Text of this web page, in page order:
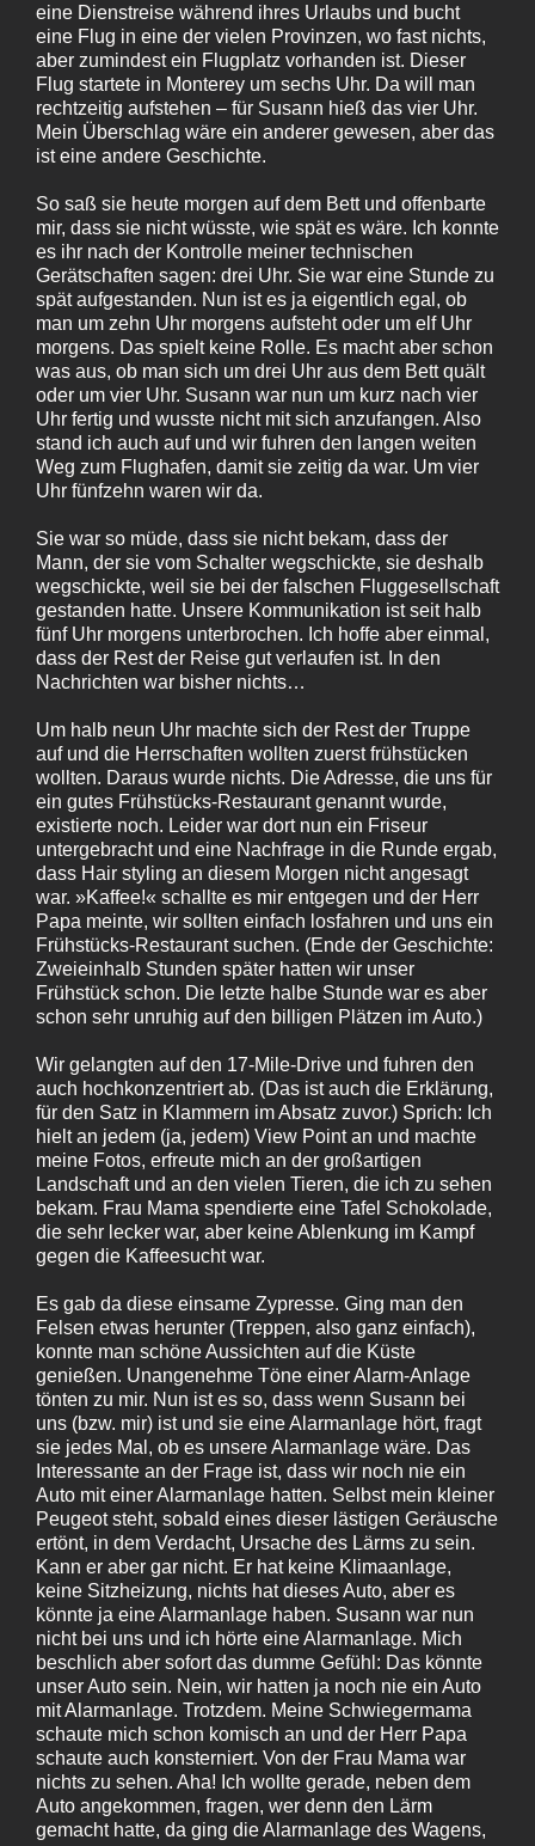
eine Dienstreise während ihres Urlaubs und bucht
eine Flug in eine der vielen Provinzen, wo fast nichts,
aber zumindest ein Flugplatz vorhanden ist. Dieser
Flug startete in Monterey um sechs Uhr. Da will man
rechtzeitig aufstehen – für Susann hieß das vier Uhr.
Mein Überschlag wäre ein anderer gewesen, aber das
ist eine andere Geschichte.
So saß sie heute morgen auf dem Bett und offenbarte
mir, dass sie nicht wüsste, wie spät es wäre. Ich konnte
es ihr nach der Kontrolle meiner technischen
Gerätschaften sagen: drei Uhr. Sie war eine Stunde zu
spät aufgestanden. Nun ist es ja eigentlich egal, ob
man um zehn Uhr morgens aufsteht oder um elf Uhr
morgens. Das spielt keine Rolle. Es macht aber schon
was aus, ob man sich um drei Uhr aus dem Bett quält
oder um vier Uhr. Susann war nun um kurz nach vier
Uhr fertig und wusste nicht mit sich anzufangen. Also
stand ich auch auf und wir fuhren den langen weiten
Weg zum Flughafen, damit sie zeitig da war. Um vier
Uhr fünfzehn waren wir da.
Sie war so müde, dass sie nicht bekam, dass der
Mann, der sie vom Schalter wegschickte, sie deshalb
wegschickte, weil sie bei der falschen Fluggesellschaft
gestanden hatte. Unsere Kommunikation ist seit halb
fünf Uhr morgens unterbrochen. Ich hoffe aber einmal,
dass der Rest der Reise gut verlaufen ist. In den
Nachrichten war bisher nichts…
Um halb neun Uhr machte sich der Rest der Truppe
auf und die Herrschaften wollten zuerst frühstücken
wollten. Daraus wurde nichts. Die Adresse, die uns für
ein gutes Frühstücks-Restaurant genannt wurde,
existierte noch. Leider war dort nun ein Friseur
untergebracht und eine Nachfrage in die Runde ergab,
dass Hair styling an diesem Morgen nicht angesagt
war. »Kaffee!« schallte es mir entgegen und der Herr
Papa meinte, wir sollten einfach losfahren und uns ein
Frühstücks-Restaurant suchen. (Ende der Geschichte:
Zweieinhalb Stunden später hatten wir unser
Frühstück schon. Die letzte halbe Stunde war es aber
schon sehr unruhig auf den billigen Plätzen im Auto.)
Wir gelangten auf den 17-Mile-Drive und fuhren den
auch hochkonzentriert ab. (Das ist auch die Erklärung,
für den Satz in Klammern im Absatz zuvor.) Sprich: Ich
hielt an jedem (ja, jedem) View Point an und machte
meine Fotos, erfreute mich an der großartigen
Landschaft und an den vielen Tieren, die ich zu sehen
bekam. Frau Mama spendierte eine Tafel Schokolade,
die sehr lecker war, aber keine Ablenkung im Kampf
gegen die Kaffeesucht war.
Es gab da diese einsame Zypresse. Ging man den
Felsen etwas herunter (Treppen, also ganz einfach),
konnte man schöne Aussichten auf die Küste
genießen. Unangenehme Töne einer Alarm-Anlage
tönten zu mir. Nun ist es so, dass wenn Susann bei
uns (bzw. mir) ist und sie eine Alarmanlage hört, fragt
sie jedes Mal, ob es unsere Alarmanlage wäre. Das
Interessante an der Frage ist, dass wir noch nie ein
Auto mit einer Alarmanlage hatten. Selbst mein kleiner
Peugeot steht, sobald eines dieser lästigen Geräusche
ertönt, in dem Verdacht, Ursache des Lärms zu sein.
Kann er aber gar nicht. Er hat keine Klimaanlage,
keine Sitzheizung, nichts hat dieses Auto, aber es
könnte ja eine Alarmanlage haben. Susann war nun
nicht bei uns und ich hörte eine Alarmanlage. Mich
beschlich aber sofort das dumme Gefühl: Das könnte
unser Auto sein. Nein, wir hatten ja noch nie ein Auto
mit Alarmanlage. Trotzdem. Meine Schwiegermama
schaute mich schon komisch an und der Herr Papa
schaute auch konsterniert. Von der Frau Mama war
nichts zu sehen. Aha! Ich wollte gerade, neben dem
Auto angekommen, fragen, wer denn den Lärm
gemacht hatte, da ging die Alarmanlage des Wagens,